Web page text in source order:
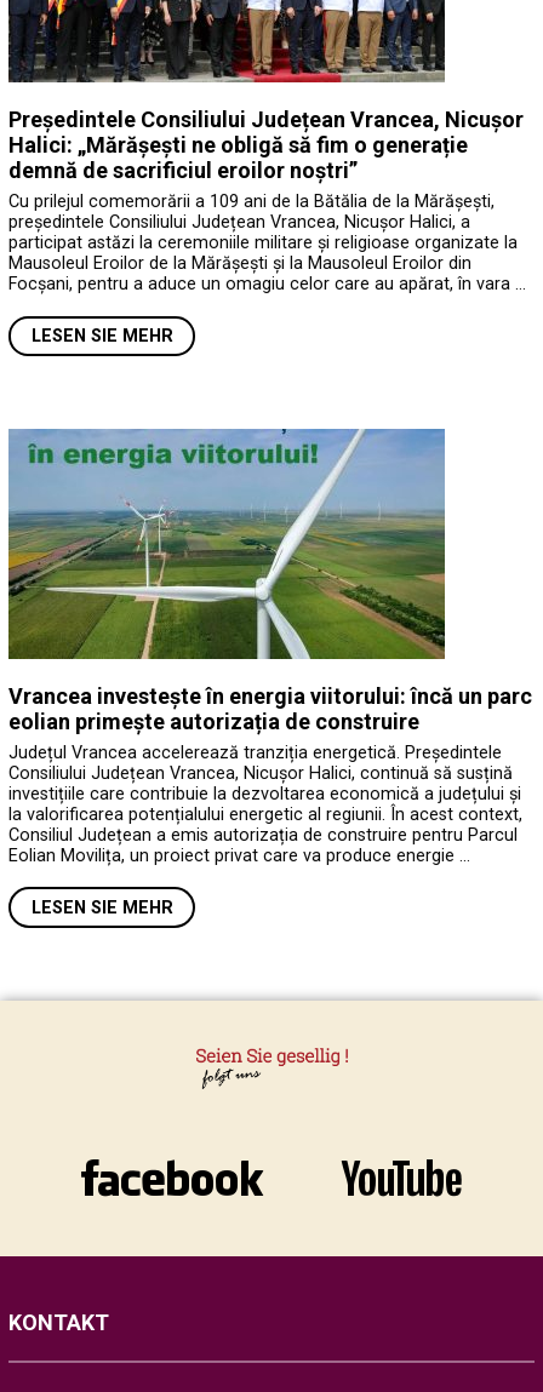
Președintele Consiliului Județean Vrancea, Nicușor
Halici: „Mărășești ne obligă să fim o generație
demnă de sacrificiul eroilor noștri”
Cu prilejul comemorării a 109 ani de la Bătălia de la Mărășești,
președintele Consiliului Județean Vrancea, Nicușor Halici, a
participat astăzi la ceremoniile militare și religioase organizate la
Mausoleul Eroilor de la Mărășești și la Mausoleul Eroilor din
Focșani, pentru a aduce un omagiu celor care au apărat, în vara …
LESEN SIE MEHR
Vrancea investește în energia viitorului: încă un parc
eolian primește autorizația de construire
Județul Vrancea accelerează tranziția energetică. Președintele
Consiliului Județean Vrancea, Nicușor Halici, continuă să susțină
investițiile care contribuie la dezvoltarea economică a județului și
la valorificarea potențialului energetic al regiunii. În acest context,
Consiliul Județean a emis autorizația de construire pentru Parcul
Eolian Movilița, un proiect privat care va produce energie …
LESEN SIE MEHR
KONTAKT